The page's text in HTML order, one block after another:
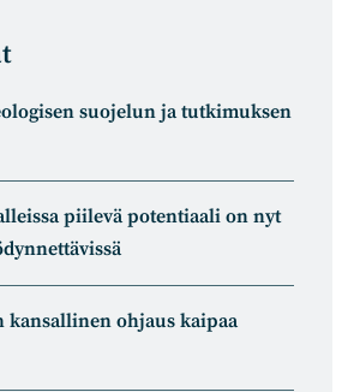
suojelun ja tutkimuksen
piilevä potentiaali on nyt
kansallinen ohjaus kaipaa